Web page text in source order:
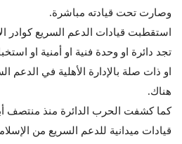
وصارت تحت قيادته مباشرة.
استقطبت قيادات الدعم السريع كوادر
تجد دائرة او وحدة فنية او أمنية او
او ذات صلة بالإدارة الأهلية في الدعم
هناك.
كما كشفت الحرب الدائرة منذ منتصف
قيادات ميدانية للدعم السريع من